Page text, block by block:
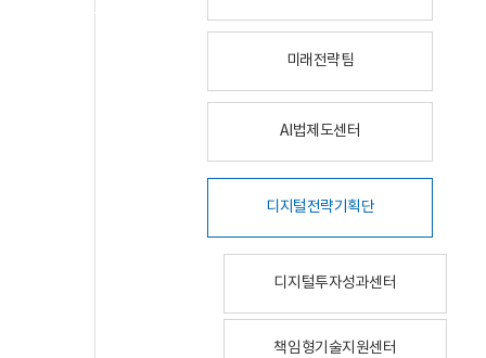
미래전략팀
AI법제도센터
디지털전략기획단
디지털투자성과센터
책임형기술지원센터